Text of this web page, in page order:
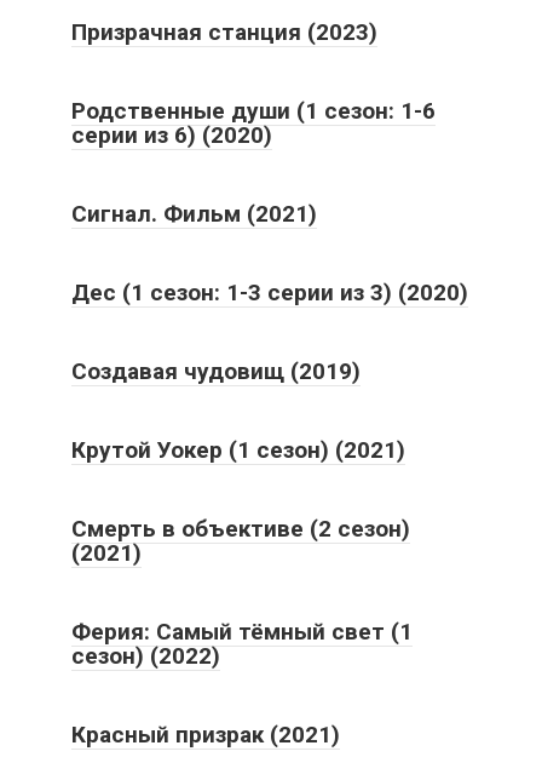
Призрачная станция (2023)
Родственные души (1 сезон: 1-6
серии из 6) (2020)
Сигнал. Фильм (2021)
Дес (1 сезон: 1-3 серии из 3) (2020)
Создавая чудовищ (2019)
Крутой Уокер (1 сезон) (2021)
Смерть в объективе (2 сезон)
(2021)
Ферия: Самый тёмный свет (1
сезон) (2022)
Красный призрак (2021)